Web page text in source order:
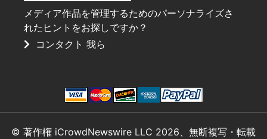
メディア作品を管理するためのパーソナライズさ
れたヒントをお探しですか？
コンタクト 我ら
© 著作権 iCrowdNewswire LLC 2026、無断複写・転載